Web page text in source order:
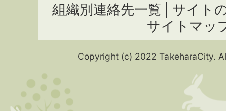
組織別連絡先一覧
サイト
サイトマッ
Copyright (c) 2022 TakeharaCity.